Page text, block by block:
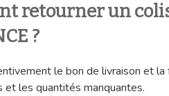
retourner un
?
le bon de livraison et
et les quantités manquantes.